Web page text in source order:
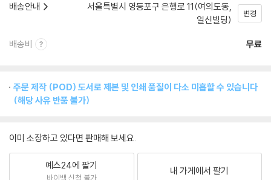
배송안내
서울특별시 영등포구 은행로 11(여의도동,
일신빌딩)
변경
배송비 무료
주문 제작 (POD) 도서로 제본 및 인쇄 품질이 다소 미흡할 수 있습니다
(해당 사유 반품 불가)
이미 소장하고 있다면 판매해 보세요.
예스24에 팔기
바이백 신청 불가
내 가게에서 팔기